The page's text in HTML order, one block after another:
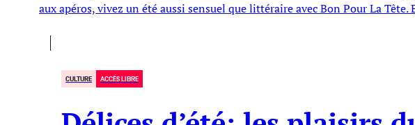
aux apéros, vivez un été aussi sensuel que littéraire avec Bon Pour La Tête.
CULTURE ACCÈS LIBRE